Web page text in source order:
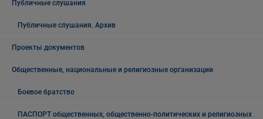
Публичные слушания
Публичные слушания. Архив
Проекты документов
Общественные, национальные и религиозные организации
Боевое братство
ПАСПОРТ общественных, общественно-политических и религиозных